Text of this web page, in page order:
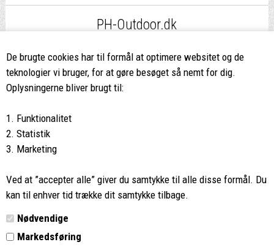
De brugte cookies har til formål at optimere websitet og de
teknologier vi bruger, for at gøre besøget så nemt for dig.
Oplysningerne bliver brugt til:
1. Funktionalitet
2. Statistik
3. Marketing
Ved at ”accepter alle” giver du samtykke til alle disse formål. Du
kan til enhver tid trække dit samtykke tilbage.
Nødvendige
Markedsføring
PH-Outdoor.dk
ved køb over 499,-*
8662 2113
Vi glæder os til at se dig